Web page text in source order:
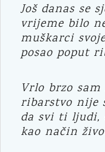
Još danas se
vrijeme bilo
muškarci
posao poput
Vrlo brzo
ribarstvo nije
da svi ti ljudi,
kao način